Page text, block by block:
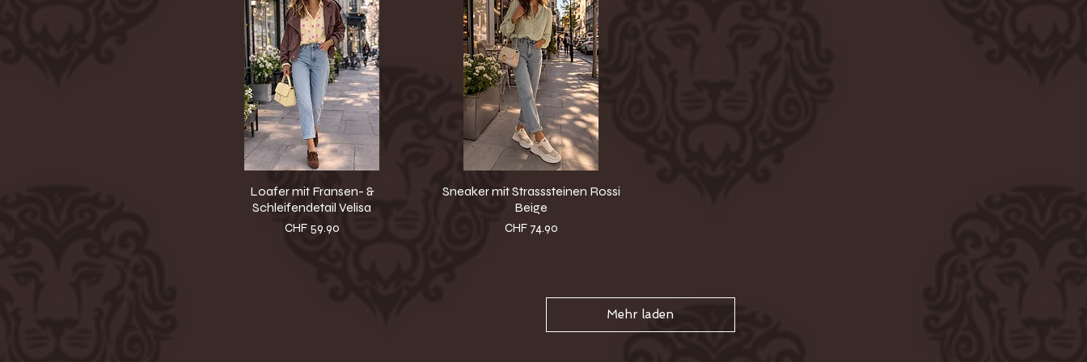
Loafer mit Fransen- &
Schleifendetail Velisa
Preis
CHF 59.90
Sneaker mit Strasssteinen Rossi
Beige
Preis
CHF 74.90
Mehr laden